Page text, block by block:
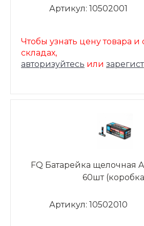
Артикул: 10502001
Чтобы узнать цену товара и
складах,
авторизуйтесь или
FQ Батарейка щелочная
60шт
Артикул: 10502010